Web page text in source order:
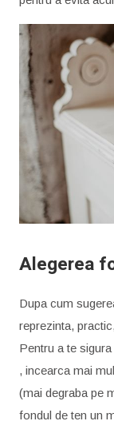
Alegerea
Dupa cum
reprezinta,
Pentru a te
, incearca mai
(mai degraba pe
fondul de ten un